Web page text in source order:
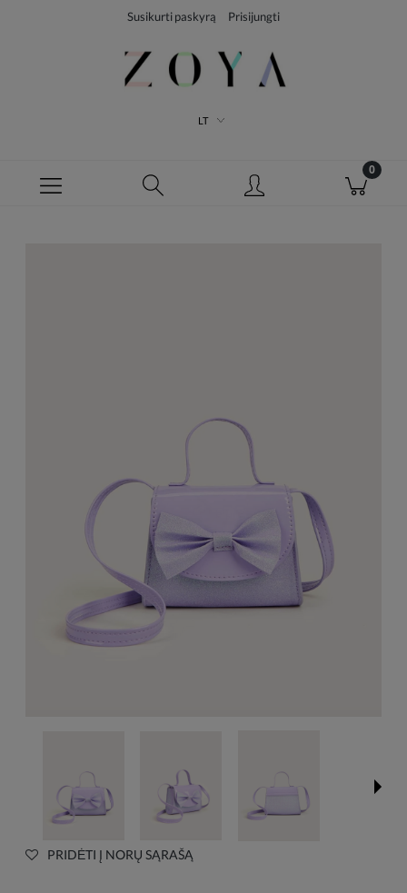
Susikurti paskyrą Prisijungti
LT
PRIDĖTI Į NORŲ SĄRAŠĄ